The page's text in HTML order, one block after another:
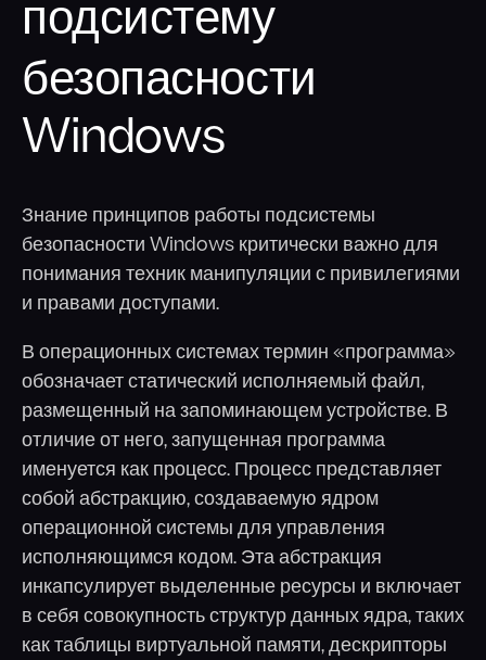
подсистему
безопасности
Windows
Знание принципов работы подсистемы
безопасности Windows критически важно для
понимания техник манипуляции с привилегиями
и правами доступами.
В операционных системах термин «программа»
обозначает статический исполняемый файл,
размещенный на запоминающем устройстве. В
отличие от него, запущенная программа
именуется как процесс. Процесс представляет
собой абстракцию, создаваемую ядром
операционной системы для управления
исполняющимся кодом. Эта абстракция
инкапсулирует выделенные ресурсы и включает
в себя совокупность структур данных ядра, таких
как таблицы виртуальной памяти, дескрипторы